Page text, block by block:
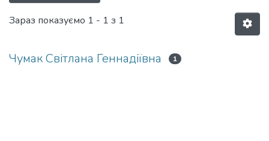
Зараз показуємо 1 - 1 з 1
Чумак Світлана Геннадіївна 1